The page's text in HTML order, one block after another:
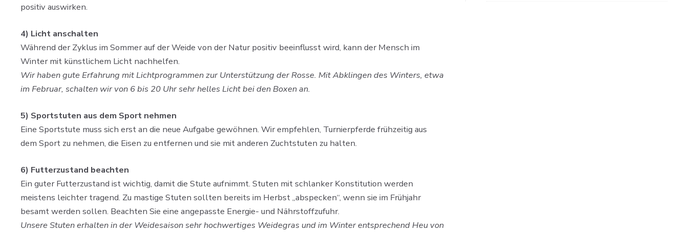
positiv auswirken. ​
4) Licht anschalten
Während der Zyklus im Sommer auf der Weide von der Natur positiv beeinflusst wird, kann der Mensch im
Winter mit künstlichem Licht nachhelfen.
Wir haben gute Erfahrung mit Lichtprogrammen zur Unterstützung der Rosse. Mit Abklingen des Winters, etwa
im Februar, schalten wir von 6 bis 20 Uhr sehr helles Licht bei den Boxen an.
5) Sportstuten aus dem Sport nehmen​
Eine Sportstute muss sich erst an die neue Aufgabe gewöhnen. Wir empfehlen, Turnierpferde frühzeitig aus
dem Sport zu nehmen, die Eisen zu entfernen und sie mit anderen Zuchtstuten zu halten. ​
6) Futterzustand beachten
Ein guter Futterzustand ist wichtig, damit die Stute aufnimmt. Stuten mit schlanker Konstitution werden
meistens leichter tragend. Zu mastige Stuten sollten bereits im Herbst „abspecken“, wenn sie im Frühjahr
besamt werden sollen. Beachten Sie eine angepasste Energie- und Nährstoffzufuhr.
Unsere Stuten erhalten in der Weidesaison sehr hochwertiges Weidegras und im Winter entsprechend Heu von